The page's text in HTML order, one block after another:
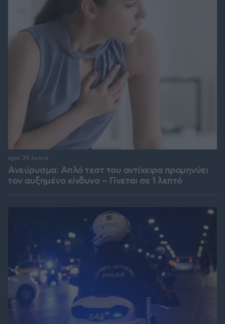
Ανεύρυσμα: Απλό τεστ του αντίχειρα προμηνύει
τον αυξημένο κίνδυνο – Γίνεται σε 1 λεπτό
πριν 39 λεπτά